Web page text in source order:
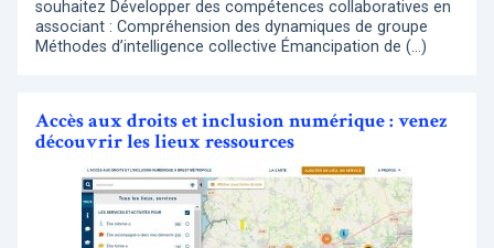
souhaitez Développer des compétences collaboratives en
associant : Compréhension des dynamiques de groupe
Méthodes d’intelligence collective Émancipation de (…)
Accès aux droits et inclusion numérique : venez
découvrir les lieux ressources